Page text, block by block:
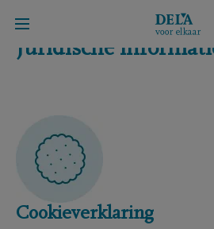
Juridische
Cookieverklaring